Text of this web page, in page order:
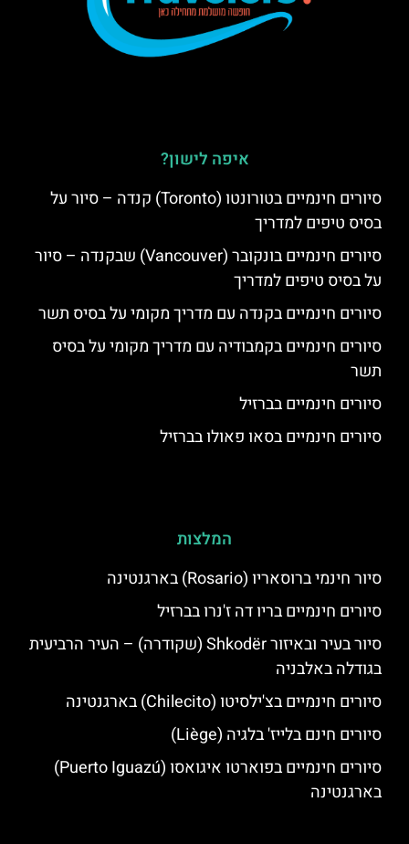
איפה לישון?
סיורים חינמיים בטורונטו (Toronto) קנדה – סיור על
בסיס טיפים למדריך
סיורים חינמיים בונקובר (Vancouver) שבקנדה – סיור
על בסיס טיפים למדריך
סיורים חינמיים בקנדה עם מדריך מקומי על בסיס תשר
סיורים חינמיים בקמבודיה עם מדריך מקומי על בסיס
תשר
סיורים חינמיים בברזיל
סיורים חינמיים בסאו פאולו בברזיל
המלצות
סיור חינמי ברוסאריו (Rosario) בארגנטינה
סיורים חינמיים בריו דה ז'נרו בברזיל
סיור בעיר ובאיזור Shkodër (שקודרה) – העיר הרביעית
בגודלה באלבניה
סיורים חינמיים בצ'ילסיטו (Chilecito) בארגנטינה
סיורים חינם בלייז' בלגיה (Liège)
סיורים חינמיים בפוארטו איגואסו (Puerto Iguazú)
בארגנטינה